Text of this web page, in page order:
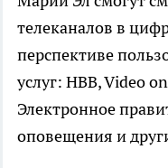
телеканалов в
перспективе
услуг: HBB, Video
Электронное
оповещения и